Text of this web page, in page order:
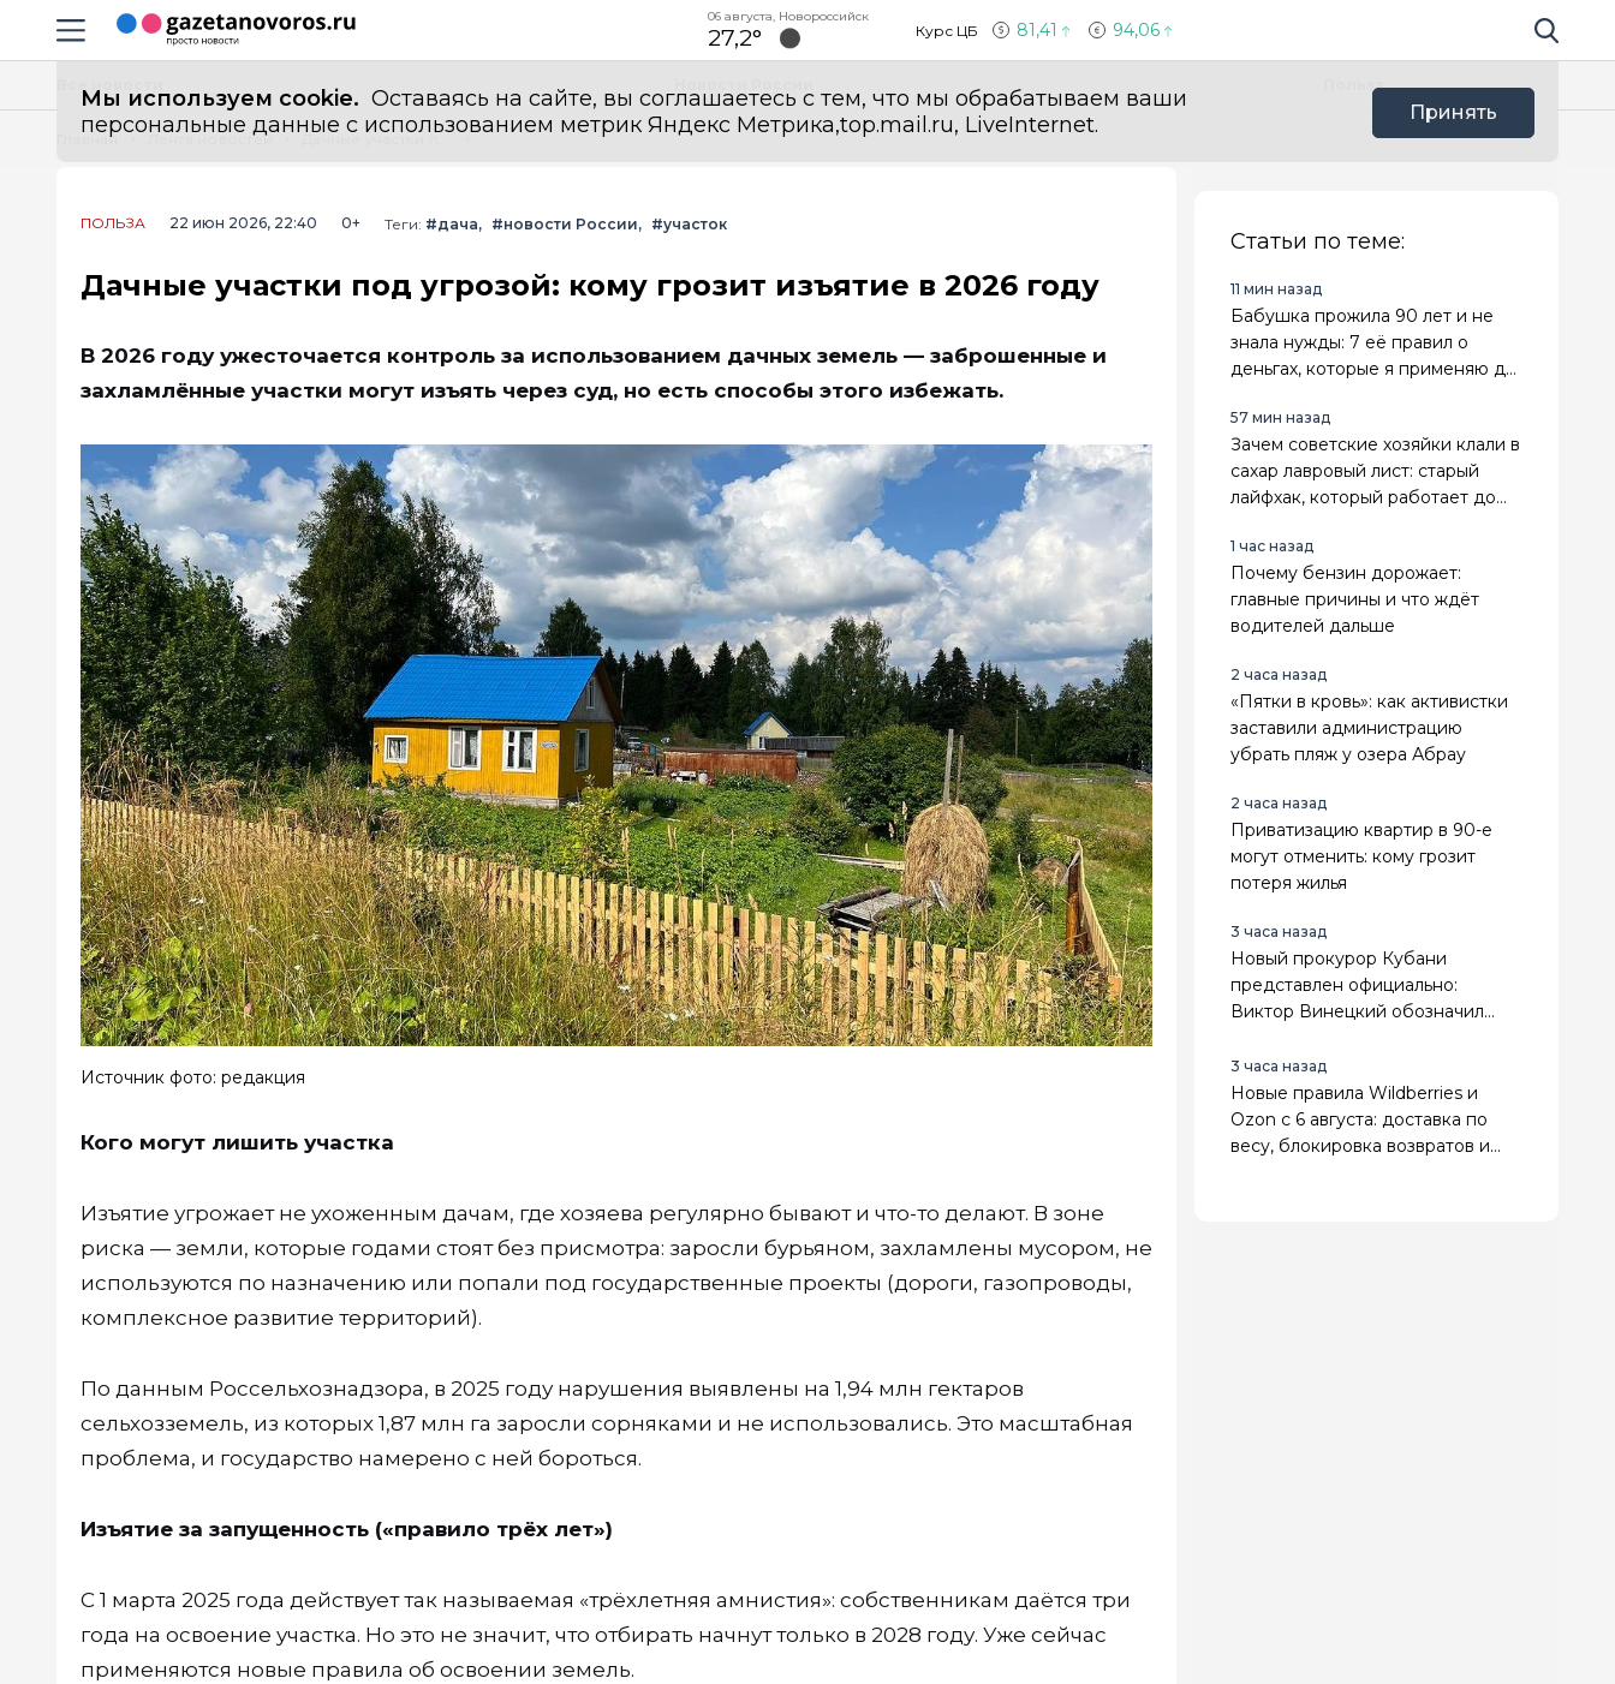
Навигация сайта
06 августа, Новороссийск
27,2° Курс ЦБ 81,41 94,06 Поиск по
Мы используем cookie. Оставаясь на сайте, вы соглашаетесь с тем, что мы обрабатываем ваши
персональные данные с использованием метрик Яндекс Метрика,top.mail.ru, LiveInternet.
Принять
Польза
Главная Лента новостей Дачные участки под угрозой: кому грозит изъятие в 2026 году
ПОЛЬЗА 22 июн 2026, 22:40 0+ Теги: #дача #новости России #участок
Дачные участки под угрозой: кому грозит изъятие в 2026 году
В 2026 году ужесточается контроль за использованием дачных земель — заброшенные и
захламлённые участки могут изъять через суд, но есть способы этого избежать.
Источник фото: редакция
Кого могут лишить участка
Изъятие угрожает не ухоженным дачам, где хозяева регулярно бывают и что-то делают. В зоне
риска — земли, которые годами стоят без присмотра: заросли бурьяном, захламлены мусором, не
используются по назначению или попали под государственные проекты (дороги, газопроводы,
комплексное развитие территорий).
По данным Россельхознадзора, в 2025 году нарушения выявлены на 1,94 млн гектаров
сельхозземель, из которых 1,87 млн га заросли сорняками и не использовались. Это масштабная
проблема, и государство намерено с ней бороться.
Изъятие за запущенность («правило трёх лет»)
С 1 марта 2025 года действует так называемая «трёхлетняя амнистия»: собственникам даётся три
года на освоение участка. Но это не значит, что отбирать начнут только в 2028 году. Уже сейчас
применяются новые правила об освоении земель.
Статьи по теме:
11 мин назад
Бабушка прожила 90 лет и не
знала нужды: 7 её правил о
деньгах, которые я применяю до
57 мин назад
Зачем советские хозяйки клали в
сахар лавровый лист: старый
лайфхак, который работает до
1 час назад
Почему бензин дорожает:
главные причины и что ждёт
водителей дальше
2 часа назад
«Пятки в кровь»: как активистки
заставили администрацию
убрать пляж у озера Абрау
2 часа назад
Приватизацию квартир в 90-е
могут отменить: кому грозит
потеря жилья
3 часа назад
Новый прокурор Кубани
представлен официально:
Виктор Винецкий обозначил
3 часа назад
Новые правила Wildberries и
Ozon с 6 августа: доставка по
весу, блокировка возвратов и